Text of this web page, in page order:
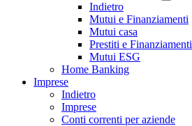
Indietro
Mutui e Finanziamenti
Mutui casa
Prestiti e Finanziamenti
Mutui ESG
Home Banking
Imprese
Indietro
Imprese
Conti correnti per aziende